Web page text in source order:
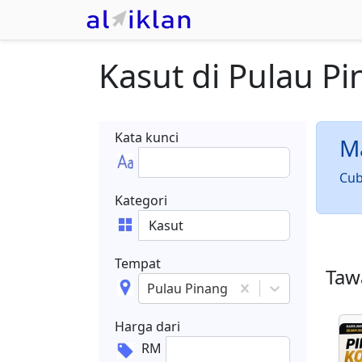
Kasut di Pulau
Kata kunci
Kategori
Tempat
Pulau Pinang
Harga dari
RM